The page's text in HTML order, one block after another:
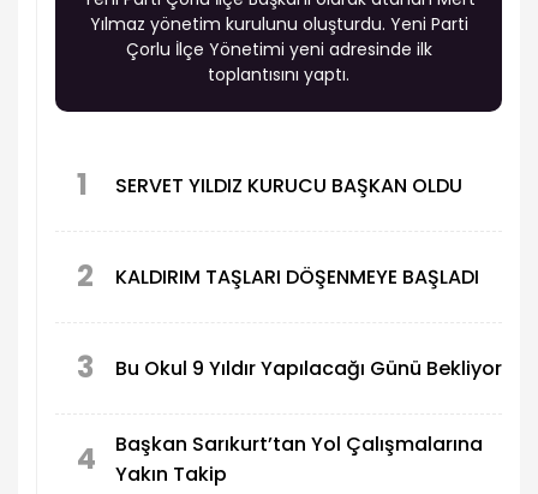
Yılmaz yönetim kurulunu oluşturdu. Yeni Parti
Çorlu İlçe Yönetimi yeni adresinde ilk
toplantısını yaptı.
1 SERVET YILDIZ KURUCU BAŞKAN OLDU
2 KALDIRIM TAŞLARI DÖŞENMEYE BAŞLADI
3 Bu Okul 9 Yıldır Yapılacağı Günü Bekliyor
4
Başkan Sarıkurt’tan Yol Çalışmalarına
Yakın Takip